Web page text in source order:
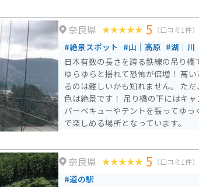
め道中はワインディングが続き、ツ
幅が狭い箇所もあるため安全運転が
かな時間を味わえる特別な場所です。
奈良県 5 （口コミ1件）
#絶景スポット #山｜高原 #湖｜川
日本有数の長さを誇る鉄線の吊り橋
ゆらゆらと揺れて恐怖が倍増！ 高
るのは難しいかも知れません。 た
色は絶景です！ 吊り橋の下にはキ
バーベキューやテントを張ってゆ
で楽しめる場所となっています。
奈良県 5 （口コミ1件）
#道の駅